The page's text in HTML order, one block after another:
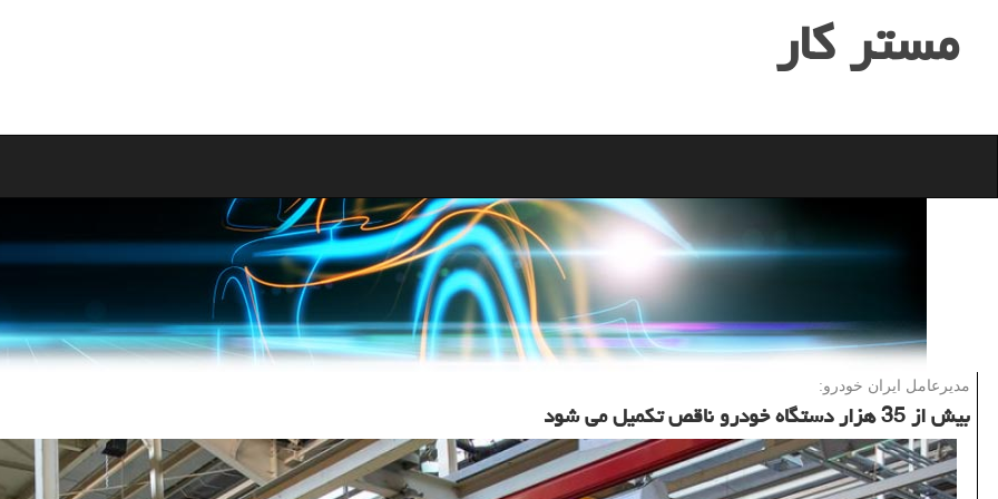
مستر كار
مدیرعامل ایران خودرو:
بیش از 35 هزار دستگاه خودرو ناقص تكمیل می شود